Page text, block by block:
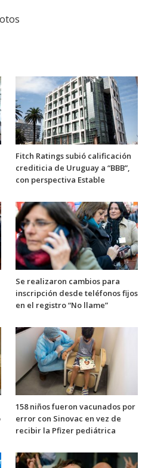
Fitch Ratings subió calificación
crediticia de Uruguay a “BBB”,
con perspectiva Estable
Se realizaron cambios para
inscripción desde teléfonos fijos
en el registro “No llame”
158 niños fueron vacunados por
error con Sinovac en vez de
recibir la Pfizer pediátrica